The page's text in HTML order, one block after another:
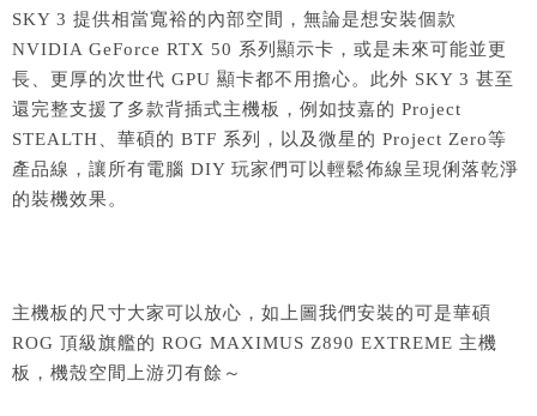
SKY 3 提供相當寬裕的內部空間，無論是想安裝個款
NVIDIA GeForce RTX 50 系列顯示卡，或是未來可能並更
長、更厚的次世代 GPU 顯卡都不用擔心。此外 SKY 3 甚至
還完整支援了多款背插式主機板，例如技嘉的 Project
STEALTH、華碩的 BTF 系列，以及微星的 Project Zero等
產品線，讓所有電腦 DIY 玩家們可以輕鬆佈線呈現俐落乾淨
的裝機效果。
主機板的尺寸大家可以放心，如上圖我們安裝的可是華碩
ROG 頂級旗艦的 ROG MAXIMUS Z890 EXTREME 主機
板，機殼空間上游刃有餘～